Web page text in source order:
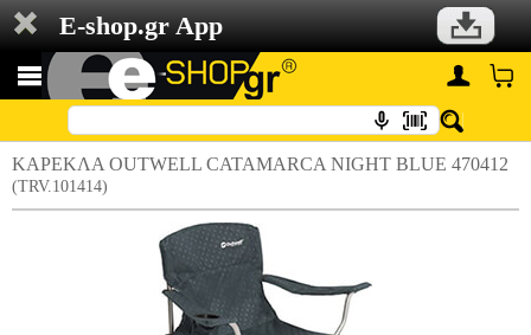
E-shop.gr App
ΚΑΡΕΚΛΑ OUTWELL CATAMARCA NIGHT BLUE 470412
(TRV.101414)